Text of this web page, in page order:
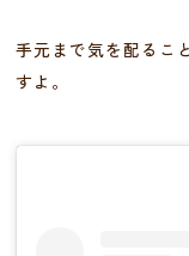
手元まで気を配るこ
すよ。